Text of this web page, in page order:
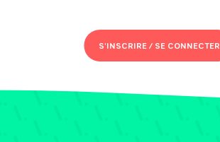
S'INSCRIRE /SE CONNECTER